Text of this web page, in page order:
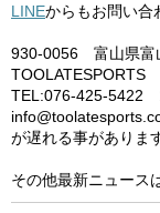
LINEからもお問い合
930-0056 富山県富
TOOLATESPORTS
TEL:076-425-5422
が遅れる事がありま
その他最新ニュース